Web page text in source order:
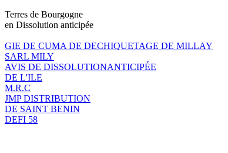
Terres de Bourgogne
en Dissolution anticipée
GIE DE CUMA DE DECHIQUETAGE DE MILLAY
SARL MILY
AVIS DE DISSOLUTIONANTICIPÉE
DE L'ILE
M.R.C
JMP DISTRIBUTION
DE SAINT BENIN
DEFI 58